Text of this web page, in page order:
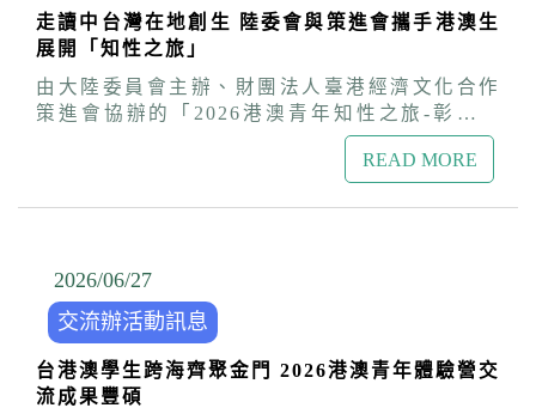
陸委會特別邀請內政部警政署代表到場向港澳新
住民說明政府相關作為。盧長水補充說明，政府
已成立行政院層級的「跨機關協處平台」，從
「預防」、「反制」及「保護」三面向因應，除
強化風險警示，加強暴力犯罪、組織犯罪、黑道
及其他重大犯罪份子入境審查，並透過跨部會資
源整合，專案處理受脅迫或干擾案件，也將持續
評估完善相關法律，有效打擊不法分子，全力保
展署科長王續蓉介紹學生評點制留台相關規定及
提供有關就業及職業媒合網站等相關資訊；經濟
部投資審議司專員李玠錚則深入介紹投資審查相
關規定及注意事項。 座談會也特別邀請在林口區
開設「Ciao-約定再見」餐廳的香港新住民
飲食氛圍，成功的把正宗道地的港味美食帶到東
海岸，為東台灣注入豐富的國際色彩! 陸委會參
事魯仲尼表示，食物是文化最好的載體，Andy主
廚對料理的熱情與執著，以職人精神豐富了台東
在地美食，也成為台港文化交織的典範。他指
出，台灣是一個多元融合的社會，政府樂見並支
持每一位優秀的港澳青年來台發展，為台灣注入
多元文化與創新能量。 策進會將持續配合陸委會
文徵選、健行淨山、足球賽、好友港節市集等各
式活動，打造台港澳多元共融的生活環境，協助
港澳朋友定居及生活適應更加順利，在台安居樂
業。
走讀中台灣在地創生 陸委會與策進會攜手港澳生
展開「知性之旅」
由大陸委員會主辦、財團法人臺港經濟文化合作
策進會協辦的「2026港澳青年知性之旅-彰嘉雙
城人文地景深度參訪團」於今（2）日舉行結業座
談，由陸委會港澳蒙藏處處長兼策進會秘書長盧
學能夠親眼見證台灣的公民社會如何透過自發性
的參與，去關懷土地、傳承文化，期盼透過類此
健康良好的青年交流，累積台灣與港澳長遠的互
信與情誼，成為深化彼此良性互動與進步的橋
樑。 盧處長強調，陸委會與策進會積極推動台灣
與港澳之間經貿與文化交流，也是港澳學生在台
READ MORE
2026/06/27
交流辦活動訊息
台港澳學生跨海齊聚金門 2026港澳青年體驗營交
流成果豐碩